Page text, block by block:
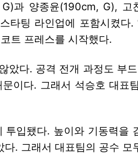
과 양종윤(190cm, G), 고
타팅 라인업에 포함시켰다.
트 프레스를 시작했다.
았다. 공격 전개 과정도 부
이다. 그래서 석승호 대표
입됐다. 높이와 기동력을
다. 그래서 대표팀의 공수 모